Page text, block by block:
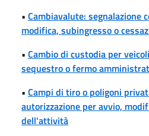
• Cambiavalute: segnalazione
modifica, subingresso o
• Cambio di custodia per
sequestro o fermo
• Campi di tiro o poligoni
autorizzazione per avvio,
dell'attività